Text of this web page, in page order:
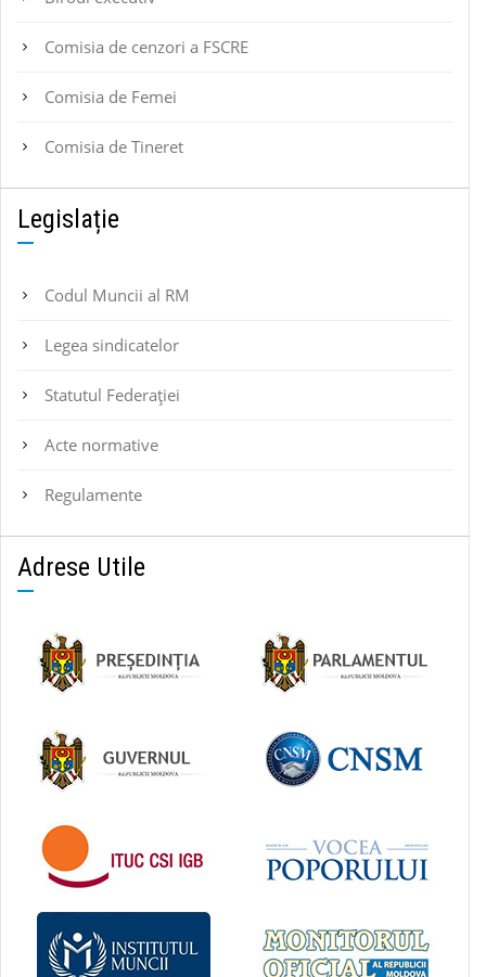
Comisia de cenzori a FSCRE
Comisia de Femei
Comisia de Tineret
Legislație
Codul Muncii al RM
Legea sindicatelor
Statutul Federaţiei
Acte normative
Regulamente
Adrese Utile